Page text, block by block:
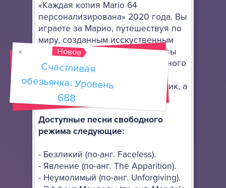
«Каждая копия Mario 64
персонализирована» 2020 года. Вы
играете за Марио, путешествуя по
миру, созданным исскуственным
интеллектом. Иными словами, вы
находитесь во вселенной Грибного
королевства, где вместо
Бойфренда будет водопроводчик, а
вместо Герлфренд...никого.
Доступные песни свободного
режима следующие:
- Безликий (по-анг. Faceless).
- Явление (по-анг. The Apparition).
- Неумолимый (по-анг. Unforgiving).
Новое
Счастливая
обезьянка: Уровень
688